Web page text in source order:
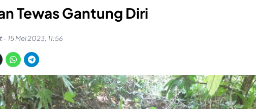
Tewas Gantung Diri
- 15 Mei 2023, 11:56